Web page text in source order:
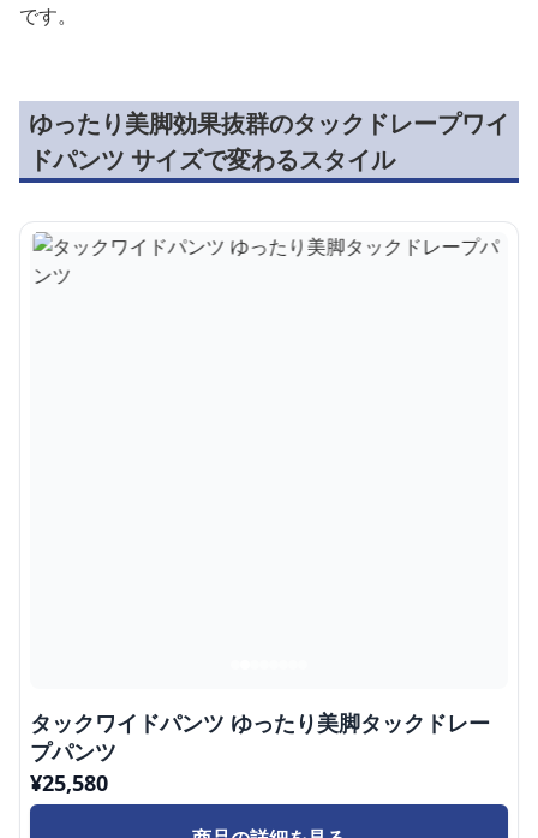
です。
ゆったり美脚効果抜群のタックドレープワイ
ドパンツ サイズで変わるスタイル
タックワイドパンツ ゆったり美脚タックドレー
プパンツ
¥25,580